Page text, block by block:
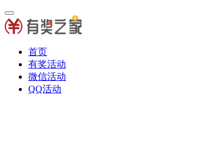
首页
有奖活动
微信活动
QQ活动